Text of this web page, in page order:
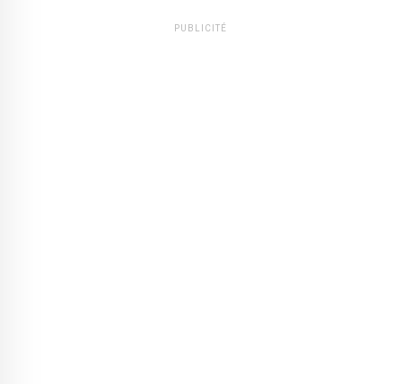
PUBLICITÉ